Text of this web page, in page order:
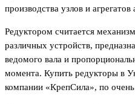
производства узлов и
Редуктором считается
различных устройств,
ведомого вала и
момента. Купить редукторы в
компании «КрепСила», по